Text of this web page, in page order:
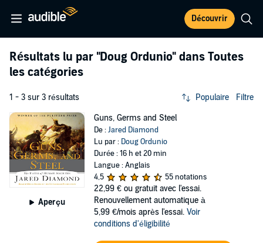
Découvrir
Résultats lu par "Doug Ordunio" dans Toutes
les catégories
1 - 3 sur 3 résultats Populaire Filtre
Aperçu
Guns, Germs and Steel
De :Jared Diamond
Lu par : Doug Ordunio
Durée : 16 h et 20 min
Langue : Anglais
4,5
55 notations
22,99 € ou gratuit avec l'essai.
Renouvellement automatique à
5,99 €/mois après l'essai. Voir
conditions d'éligibilité